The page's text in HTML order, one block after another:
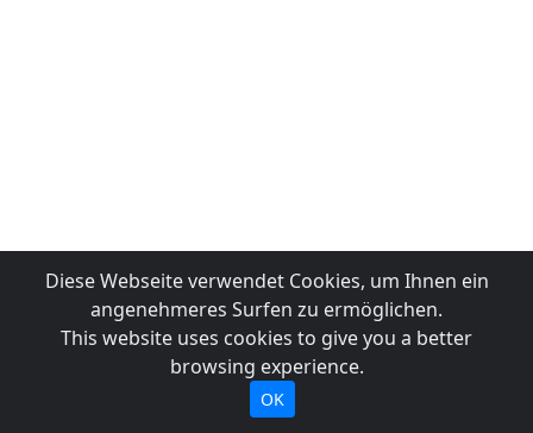
Diese Webseite verwendet Cookies, um Ihnen ein
angenehmeres Surfen zu ermöglichen.
This website uses cookies to give you a better
browsing experience.
OK